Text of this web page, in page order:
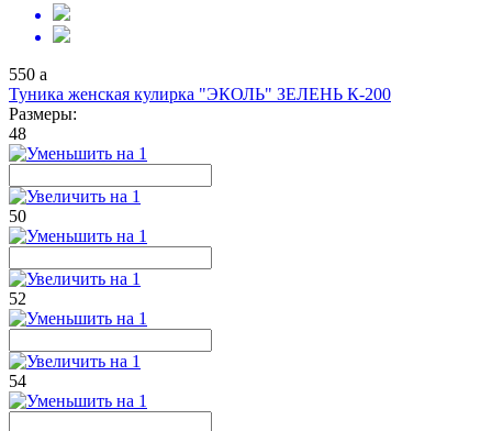
550 a
Туника женская кулирка "ЭКОЛЬ" ЗЕЛЕНЬ К-200
Размеры:
48
50
52
54